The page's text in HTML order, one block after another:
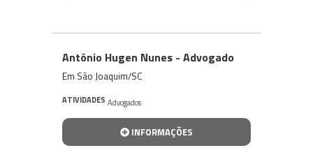
Antônio Hugen Nunes - Advogado
Em São Joaquim/SC
ATIVIDADES Advogados
INFORMAÇÕES